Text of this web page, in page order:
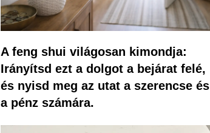
A feng shui világosan kimondja:
Irányítsd ezt a dolgot a bejárat felé,
és nyisd meg az utat a szerencse és
a pénz számára.